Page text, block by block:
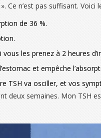
n’est pas suffisant. Voici
de 36 %.
vous les prenez à 2 heures
et empêche
TSH va osciller, et vos
semaines. Mon TSH